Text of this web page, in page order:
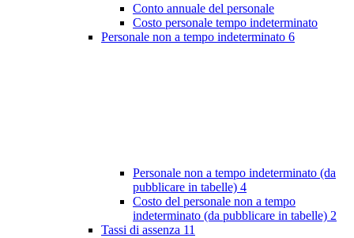
Conto annuale del personale
Costo personale tempo indeterminato
Personale non a tempo indeterminato 6
Personale non a tempo indeterminato (da
pubblicare in tabelle) 4
Costo del personale non a tempo
indeterminato (da pubblicare in tabelle) 2
Tassi di assenza 11